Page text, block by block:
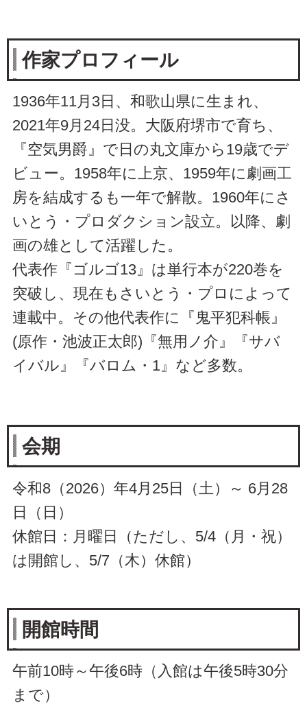
作家プロフィール
1936年11月3日、和歌山県に生まれ、
2021年9月24日没。大阪府堺市で育ち、
『空気男爵』で日の丸文庫から19歳でデ
ビュー。1958年に上京、1959年に劇画工
房を結成するも一年で解散。1960年にさ
いとう・プロダクション設立。以降、劇
画の雄として活躍した。
代表作『ゴルゴ13』は単行本が220巻を
突破し、現在もさいとう・プロによって
連載中。その他代表作に『鬼平犯科帳』
(原作・池波正太郎)『無用ノ介』『サバ
イバル』『バロム・1』など多数。
会期
令和8（2026）年4月25日（土）～ 6月28
日（日）
休館日：月曜日（ただし、5/4（月・祝）
は開館し、5/7（木）休館）
開館時間
午前10時～午後6時（入館は午後5時30分
まで）